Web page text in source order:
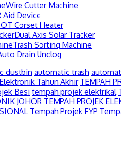
Wire Cutter Machine
Aid Device
Corset Heater
Dual Axis Solar Tracker
Trash Sorting Machine
Drain Unclog
dustbin automatic trash
Tahun Akhir TEMPAH
Besi tempah projek elektrikal
JOHOR TEMPAH PROJEK
Tempah Projek FYP